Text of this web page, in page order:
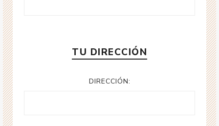
TU DIRECCIÓN
DIRECCIÓN: